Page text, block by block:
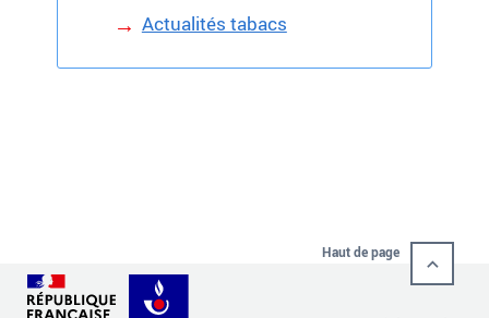
Actualités tabacs
Haut de page